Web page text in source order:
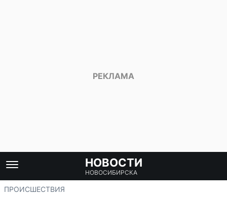
НОВОСТИ
НОВОСИБИРСКА
ПРОИСШЕСТВИЯ